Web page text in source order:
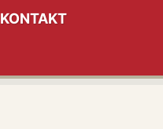
KONTAKT